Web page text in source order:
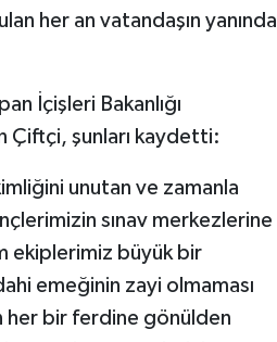
her an vatandaşın yanında
İçişleri Bakanlığı
Çiftçi, şunları kaydetti:
unutan ve zamanla
sınav merkezlerine
ekiplerimiz büyük bir
emeğinin zayi olmaması
her bir ferdine gönülden